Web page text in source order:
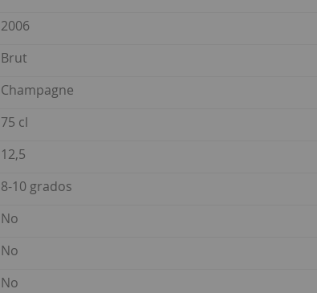
2006
Brut
Champagne
75 cl
12,5
8-10 grados
No
No
No